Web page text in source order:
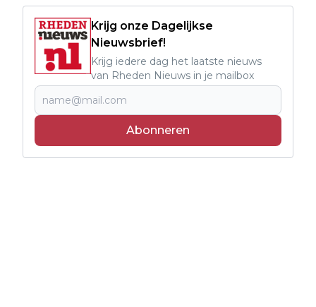
Krijg onze Dagelijkse
Nieuwsbrief!
Krijg iedere dag het laatste nieuws
van Rheden Nieuws in je mailbox
Abonneren